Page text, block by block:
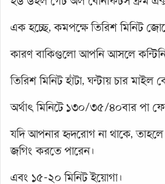
এক হচ্ছে, কমপক্ষে তিরিশ মিনিট
কারণ বাকিগুলো আপনি আসলে
তিরিশ মিনিট হাঁটা, ঘন্টায় চার মাইল
অর্থাৎ মিনিটে ১৩০/৩৫/৪০বার পা
যদি আপনার হৃদরোগ না থাকে,
জগিং করতে পারেন।
এবং ১৫-২০ মিনিট ইয়োগা।